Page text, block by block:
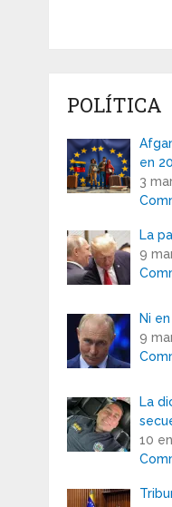
POLÍTICA
en
3
La
9
Ni
9
La
10